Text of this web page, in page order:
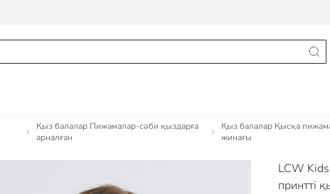
Қыз балалар Пижамалар-сәби қыздарға
арналған
Қыз балалар Қысқа
жинағы
LCW Kids
принтті